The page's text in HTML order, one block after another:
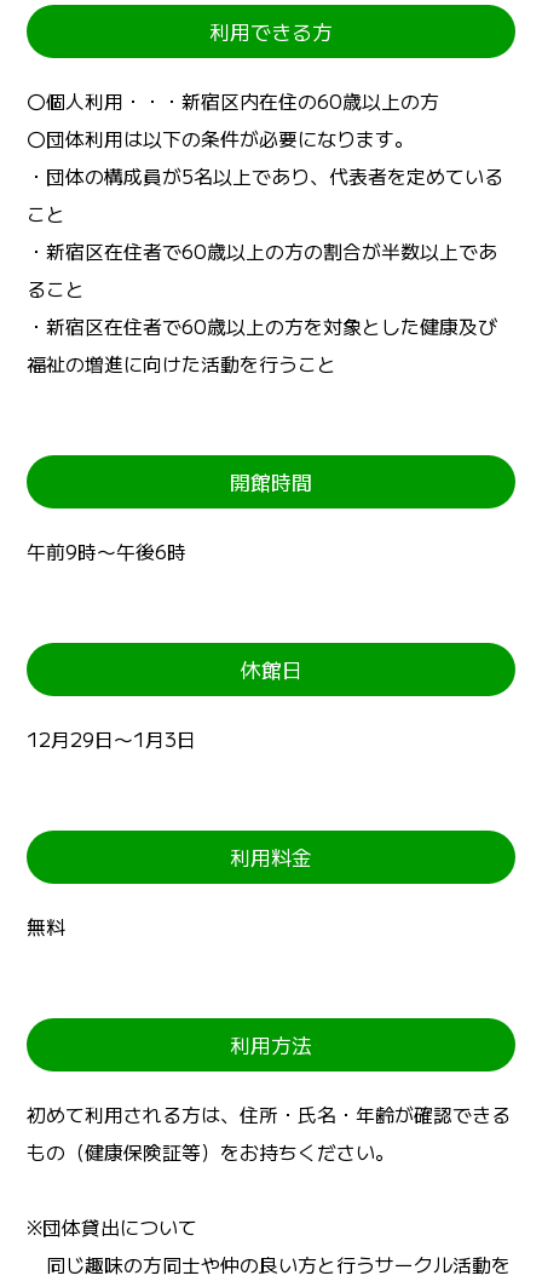
利用できる方
〇個人利用・・・新宿区内在住の60歳以上の方
〇団体利用は以下の条件が必要になります。
・団体の構成員が5名以上であり、代表者を定めている
こと
・新宿区在住者で60歳以上の方の割合が半数以上であ
ること
・新宿区在住者で60歳以上の方を対象とした健康及び
福祉の増進に向けた活動を行うこと
開館時間
午前9時〜午後6時
休館日
12月29日〜1月3日
利用料金
無料
利用方法
初めて利用される方は、住所・氏名・年齢が確認できる
もの（健康保険証等）をお持ちください。
※団体貸出について
同じ趣味の方同士や仲の良い方と行うサークル活動を